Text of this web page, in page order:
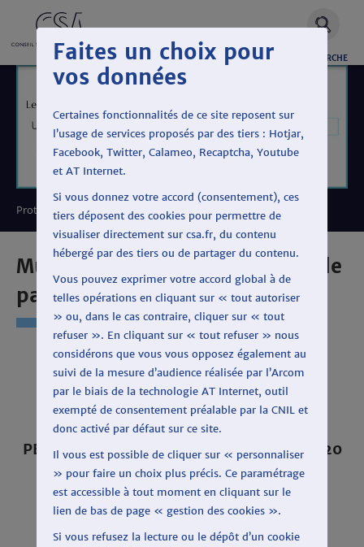
OUVRIR
RECHERCHE
Protéger le pluralisme politique
Municipales 2020 : les temps de
parole
PÉRIODE : DU 3 FÉVRIER AU 13 MARS 2020
SUR FRANCE CULTURE
Faites un choix pour
vos données
Certaines fonctionnalités de ce site reposent sur
l’usage de services proposés par des tiers : Hotjar,
Facebook, Twitter, Calameo, Recaptcha, Youtube
et AT Internet.
Si vous donnez votre accord (consentement), ces
tiers déposent des cookies pour permettre de
visualiser directement sur csa.fr, du contenu
hébergé par des tiers ou de partager du contenu.
Vous pouvez exprimer votre accord global à de
telles opérations en cliquant sur « tout autoriser
» ou, dans le cas contraire, cliquer sur « tout
refuser ». En cliquant sur « tout refuser » nous
considérons que vous vous opposez également au
suivi de la mesure d’audience réalisée par l’Arcom
par le biais de la technologie AT Internet, outil
exempté de consentement préalable par la CNIL et
donc activé par défaut sur ce site.
Il vous est possible de cliquer sur « personnaliser
» pour faire un choix plus précis. Ce paramétrage
est accessible à tout moment en cliquant sur le
lien de bas de page « gestion des cookies ».
Si vous refusez la lecture ou le dépôt d’un cookie